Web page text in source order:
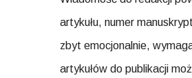
artykułu, numer
zbyt emocjonalnie,
artykułów do publikacji